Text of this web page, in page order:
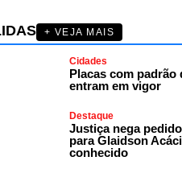
+ VEJA MAIS
Cidades
Placas com padrão
entram em vigor
Destaque
Justiça nega
para Glaidson
conhecido